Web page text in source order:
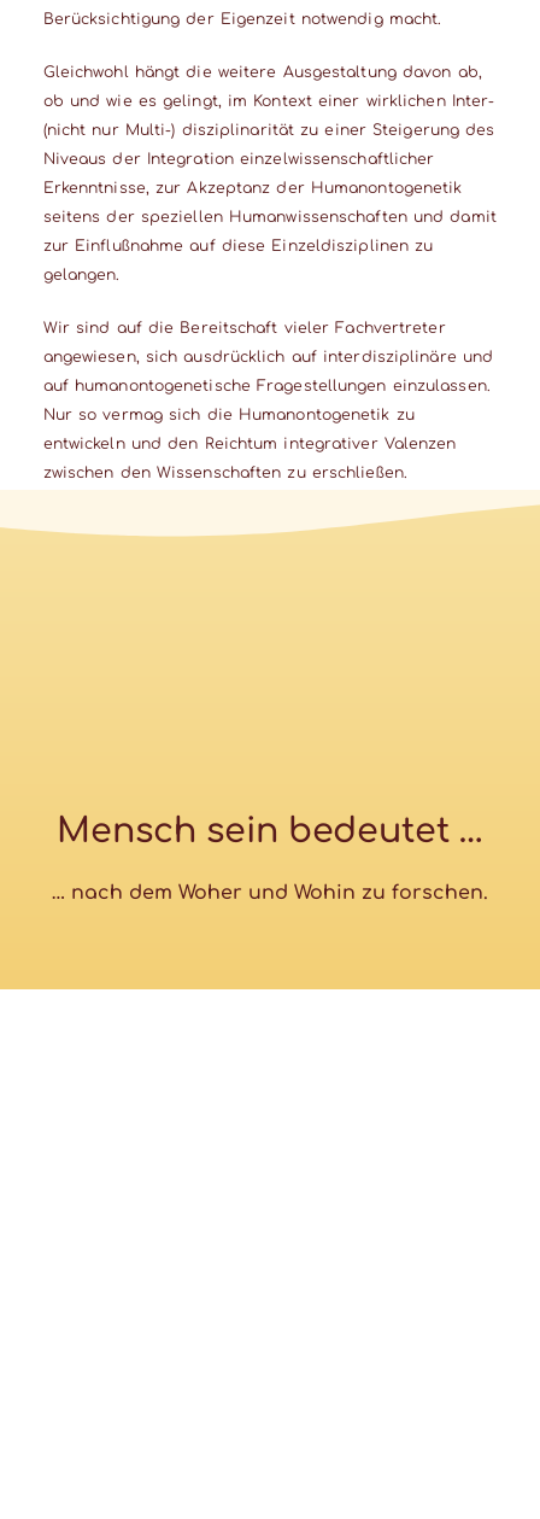
Berücksichtigung der Eigenzeit notwendig macht.
Gleichwohl hängt die weitere Ausgestaltung davon ab,
ob und wie es gelingt, im Kontext einer wirklichen Inter-
(nicht nur Multi-) disziplinarität zu einer Steigerung des
Niveaus der Integration einzelwissenschaftlicher
Erkenntnisse, zur Akzeptanz der Humanontogenetik
seitens der speziellen Humanwissenschaften und damit
zur Einflußnahme auf diese Einzeldisziplinen zu
gelangen.
Wir sind auf die Bereitschaft vieler Fachvertreter
angewiesen, sich ausdrücklich auf interdisziplinäre und
auf humanontogenetische Fragestellungen einzulassen.
Nur so vermag sich die Humanontogenetik zu
entwickeln und den Reichtum integrativer Valenzen
zwischen den Wissenschaften zu erschließen.
Mensch sein bedeutet …
… nach dem Woher und Wohin zu forschen.